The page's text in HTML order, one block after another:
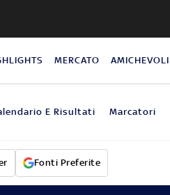
MERCATO AMICHEVOLI
E Risultati Marcatori
Fonti Preferite